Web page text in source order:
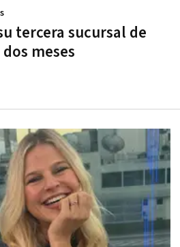
tercera sucursal de
meses